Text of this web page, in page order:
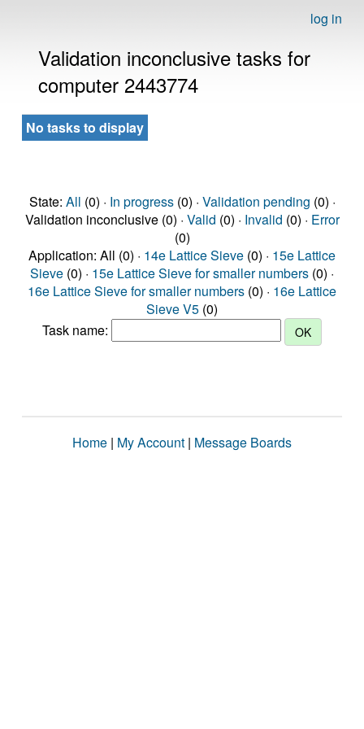
log in
Validation inconclusive tasks for
computer 2443774
No tasks to display
State: All (0) · In progress(0) · Validation pending (0) ·
Validation inconclusive (0) · Valid (0) · Invalid (0) · Error
(0)
Application: All (0) · 14e Lattice Sieve (0) · 15e Lattice
Sieve (0) · 15e Lattice Sieve for smaller numbers (0) ·
16e Lattice Sieve for smaller numbers (0) · 16e Lattice
Sieve V5 (0)
Task name:
Home | My Account | Message Boards